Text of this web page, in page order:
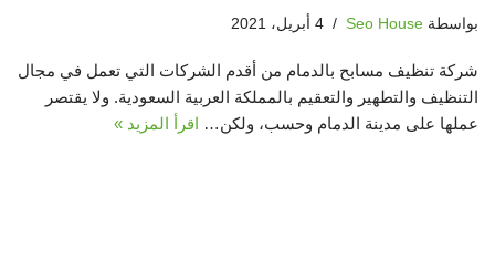
بواسطة Seo House 4 أبريل، 2021
شركة تنظيف مسابح بالدمام من أقدم الشركات التي تعمل في مجال
التنظيف والتطهير والتعقيم بالمملكة العربية السعودية. ولا يقتصر
عملها على مدينة الدمام وحسب، ولكن…
اقرأ المزيد »